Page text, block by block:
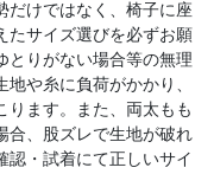
だけではなく、椅子に座
たサイズ選びを必ずお願
とりがない場合等の無理
や糸に負荷がかかり、
ります。また、両太もも
合、股ズレで生地が破れ
認・試着にて正しいサイ